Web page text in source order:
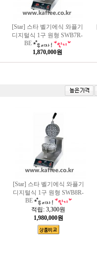
[Star] 스타 벨기에식 와플기
디지털식 1구 원형 SWB7R-
BE
1,870,000원
[Star] 스타 벨기에식 와플기
디지털식 1구 원형 SWB8R-
BE
적립: 3,300원
1,980,000원